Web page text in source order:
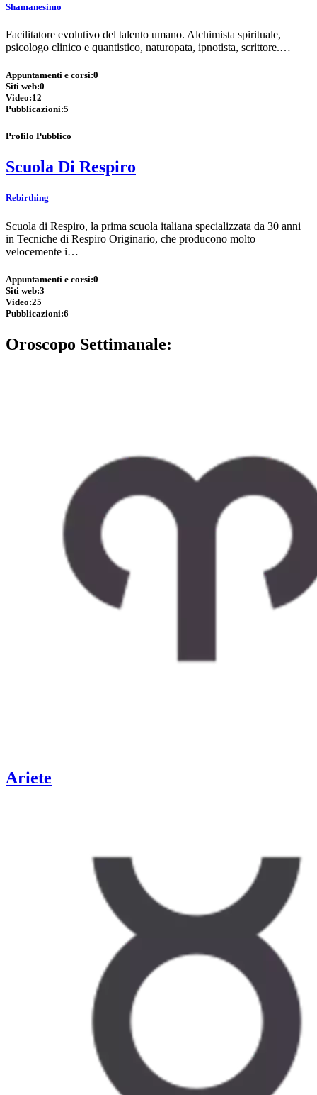
Shamanesimo
Facilitatore evolutivo del talento umano. Alchimista spirituale,
psicologo clinico e quantistico, naturopata, ipnotista, scrittore.…
Appuntamenti e corsi:0
Siti web:0
Video:12
Pubblicazioni:5
Profilo Pubblico
Scuola Di Respiro
Rebirthing
Scuola di Respiro, la prima scuola italiana specializzata da 30 anni
in Tecniche di Respiro Originario, che producono molto
velocemente i…
Appuntamenti e corsi:0
Siti web:3
Video:25
Pubblicazioni:6
Oroscopo Settimanale:
Ariete